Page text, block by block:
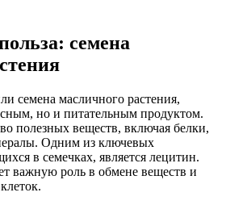
семена
семена масличного растения,
но и питательным продуктом.
полезных веществ, включая белки,
Одним из ключевых
в семечках, является лецитин.
важную роль в обмене веществ и